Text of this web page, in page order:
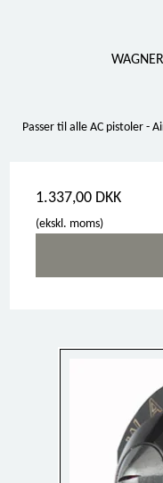
Passer til alle AC pistoler -
1.337,00 DKK
(ekskl. moms)